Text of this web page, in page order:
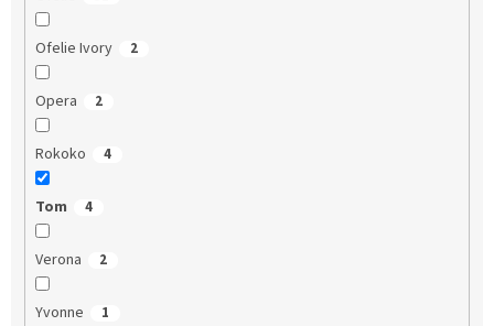
Ofelie Ivory 2
Opera 2
Rokoko 4
Tom 4
Verona 2
Yvonne 1